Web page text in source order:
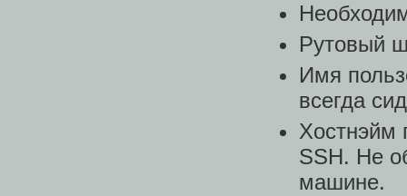
Рутовый
Имя
всегда
Хостнэйм
SSH. Не
машине.